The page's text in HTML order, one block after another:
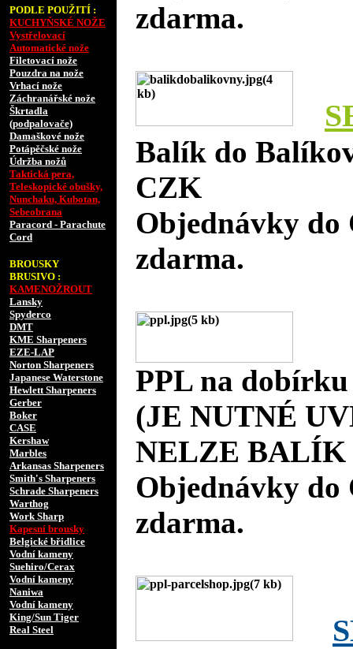
PODLE POUŽITÍ :
KUCHYŇSKÉ NOŽE
Vystřelovací
Automatické nože
Filetovací nože
Pouzdra na nože
Vrhací nože
Záchranářské nože
Škrtadla
(podpalovače)
Damaškové nože
Potápěčské nože
Údržba nožů
Taktická pera,
Teleskopické obušky,
Nunchaku, Kubotan,
Sebeobrana
Paracord - Parachute
Cord
BROUSKY
BRUSIVO :
KAMENOŽROUT
Lansky
Spyderco
DMT
KME Sharpeners
EZE-LAP
Norton Sharpeners
Japanese Waterstone
Hewlett Sharpeners
Gerber
Boker
CASE
Kershaw
Marbles
Arkansas Sharpeners
Smith's Sharpeners
Schrade Sharpeners
Warthog
Work Sharp
Kapesní brousky
Belgické břidlice
Vodní kameny
Suehiro/Cerax
Vodní kameny
Naniwa
Vodní kameny
King/Sun Tiger
Real Steel
zdarma.
Balík do
CZK
Objednávky do
zdarma.
PPL na
(JE NUTNÉ
NELZE BALÍK
Objednávky do
zdarma.